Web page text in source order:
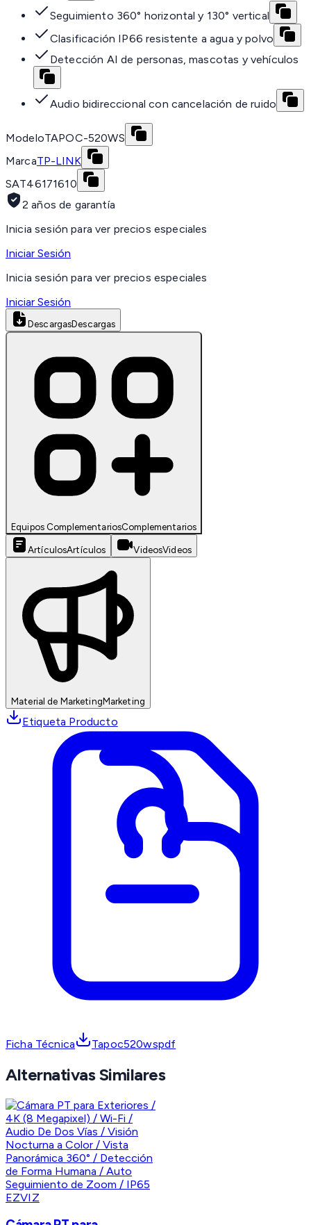
Seguimiento 360° horizontal y 130° vertical
Clasificación IP66 resistente a agua y polvo
Detección AI de personas, mascotas y vehículos
Audio bidireccional con cancelación de ruido
ModeloTAPOC-520WS
MarcaTP-LINK
SAT46171610
2 años de garantía
Inicia sesión para ver precios especiales
Iniciar Sesión
Inicia sesión para ver precios especiales
Iniciar Sesión
DescargasDescargas
Equipos ComplementariosComplementarios
ArtículosArtículos VideosVideos
Material de MarketingMarketing
Etiqueta Producto
Ficha Técnica Tapoc520wspdf
Alternativas Similares
EZVIZ